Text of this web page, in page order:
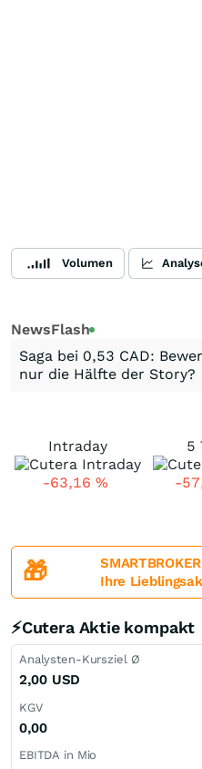
Volumen
NewsFlash
Saga bei 0,53 CAD:
nur die Hälfte der Story?
Intraday
-63,16 %
5
-
🎁
Ihre
⚡Cutera Aktie kompakt
Analysten-Kursziel Ø
2,00 USD
KGV
0,00
EBITDA in Mio